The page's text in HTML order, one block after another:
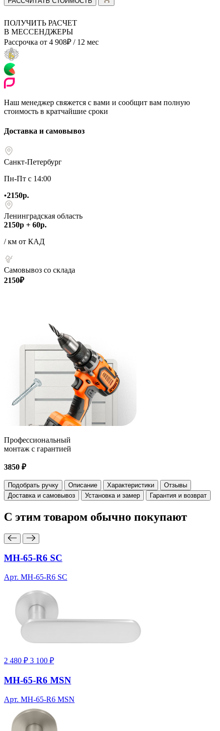
ПОЛУЧИТЬ РАСЧЕТ
В МЕССЕНДЖЕРЫ
Рассрочка от 4 908₽ / 12 мес
Наш менеджер свяжется с вами и сообщит вам полную
стоимость в кратчайшие сроки
Доставка и самовывоз
Санкт-Петербург
Пн-Пт с 14:00
•2150р.
Ленинградская область
2150р + 60р.
/ км от КАД
Самовывоз со склада
2150₽
Профессиональный
монтаж с гарантией
3850 ₽
Подобрать ручку Описание Характеристики
Отзывы
Доставка и самовывоз
Установка и замер Гарантия и возврат
С этим товаром обычно покупают
MH-65-R6 SC
Арт. MH-65-R6 SC
2 480 ₽ 3 100 ₽
MH-65-R6 MSN
Арт. MH-65-R6 MSN